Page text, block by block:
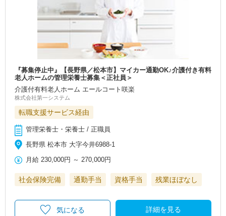
『募集停止中』【長野県／松本市】マイカー通勤OK♪介護付き有料
老人ホームの管理栄養士募集＜正社員＞
介護付有料老人ホーム エールコート咲楽
株式会社第一システム
転職支援サービス経由
管理栄養士・栄養士 / 正職員
長野県 松本市 大字今井6988-1
月給 230,000円 ～ 270,000円
社会保険完備 通勤手当 資格手当 残業ほぼなし
詳細を見る
気になる